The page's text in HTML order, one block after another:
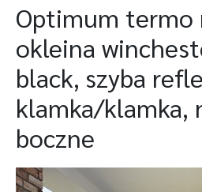
Optimum termo
okleina
black, szyba
klamka/klamka,
boczne